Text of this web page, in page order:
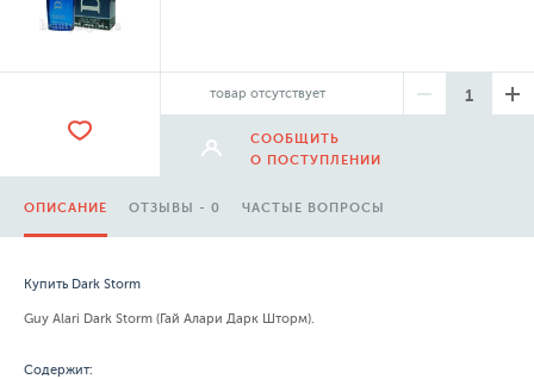
товар отсутствует
СООБЩИТЬ
О ПОСТУПЛЕНИИ
ОПИСАНИЕ ОТЗЫВЫ - 0 ЧАСТЫЕ ВОПРОСЫ
Купить Dark Storm
Guy Alari Dark Storm (Гай Алари Дарк Шторм).
Содержит: